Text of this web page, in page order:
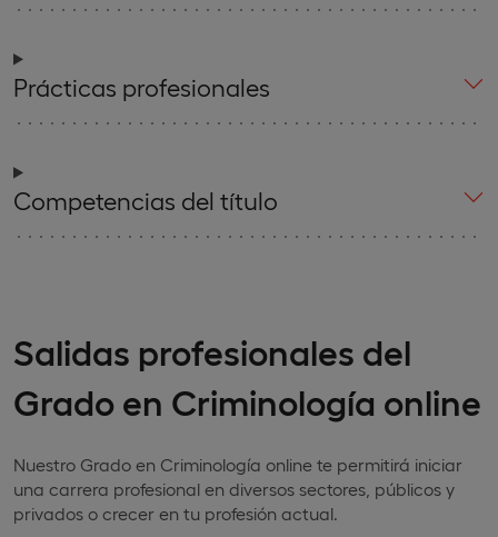
Prácticas profesionales
Competencias del título
Salidas profesionales del
Grado en Criminología online
Nuestro Grado en Criminología online te permitirá iniciar
una carrera profesional en diversos sectores, públicos y
privados o crecer en tu profesión actual.